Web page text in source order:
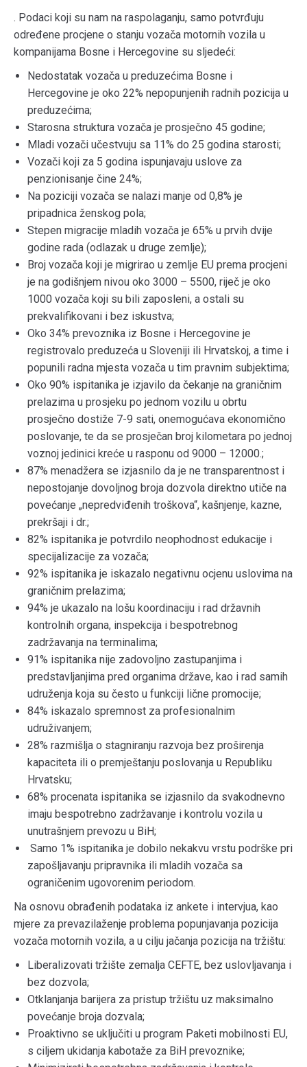
. Podaci koji su nam na raspolaganju, samo potvrđuju
određene procjene o stanju vozača motornih vozila u
kompanijama Bosne i Hercegovine su sljedeći:
Nedostatak vozača u preduzećima Bosne i
Hercegovine je oko 22% nepopunjenih radnih pozicija u
preduzećima;
Starosna struktura vozača je prosječno 45 godine;
Mladi vozači učestvuju sa 11% do 25 godina starosti;
Vozači koji za 5 godina ispunjavaju uslove za
penzionisanje čine 24%;
Na poziciji vozača se nalazi manje od 0,8% je
pripadnica ženskog pola;
Stepen migracije mladih vozača je 65% u prvih dvije
godine rada (odlazak u druge zemlje);
Broj vozača koji je migrirao u zemlje EU prema procjeni
je na godišnjem nivou oko 3000 – 5500, riječ je oko
1000 vozača koji su bili zaposleni, a ostali su
prekvalifikovani i bez iskustva;
Oko 34% prevoznika iz Bosne i Hercegovine je
registrovalo preduzeća u Sloveniji ili Hrvatskoj, a time i
popunili radna mjesta vozača u tim pravnim subjektima;
Oko 90% ispitanika je izjavilo da čekanje na graničnim
prelazima u prosjeku po jednom vozilu u obrtu
prosječno dostiže 7-9 sati, onemogućava ekonomično
poslovanje, te da se prosječan broj kilometara po jednoj
voznoj jedinici kreće u rasponu od 9000 – 12000.;
87% menadžera se izjasnilo da je ne transparentnost i
nepostojanje dovoljnog broja dozvola direktno utiče na
povećanje „nepredviđenih troškova“, kašnjenje, kazne,
prekršaji i dr.;
82% ispitanika je potvrdilo neophodnost edukacije i
specijalizacije za vozača;
92% ispitanika je iskazalo negativnu ocjenu uslovima na
graničnim prelazima;
94% je ukazalo na lošu koordinaciju i rad državnih
kontrolnih organa, inspekcija i bespotrebnog
zadržavanja na terminalima;
91% ispitanika nije zadovoljno zastupanjima i
predstavljanjima pred organima države, kao i rad samih
udruženja koja su često u funkciji lične promocije;
84% iskazalo spremnost za profesionalnim
udruživanjem;
28% razmišlja o stagniranju razvoja bez proširenja
kapaciteta ili o premještanju poslovanja u Republiku
Hrvatsku;
68% procenata ispitanika se izjasnilo da svakodnevno
imaju bespotrebno zadržavanje i kontrolu vozila u
unutrašnjem prevozu u BiH;
Samo 1% ispitanika je dobilo nekakvu vrstu podrške pri
zapošljavanju pripravnika ili mladih vozača sa
ograničenim ugovorenim periodom.
Na osnovu obrađenih podataka iz ankete i intervjua, kao
mjere za prevazilaženje problema popunjavanja pozicija
vozača motornih vozila, a u cilju jačanja pozicija na tržištu:
Liberalizovati tržište zemalja CEFTE, bez uslovljavanja i
bez dozvola;
Otklanjanja barijera za pristup tržištu uz maksimalno
povećanje broja dozvala;
Proaktivno se uključiti u program Paketi mobilnosti EU,
s ciljem ukidanja kabotaže za BiH prevoznike;